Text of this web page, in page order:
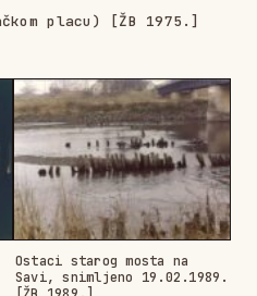
placu) [ŽB 1975.]
Ostaci starog mosta na
Savi, snimljeno 19.02.1989.